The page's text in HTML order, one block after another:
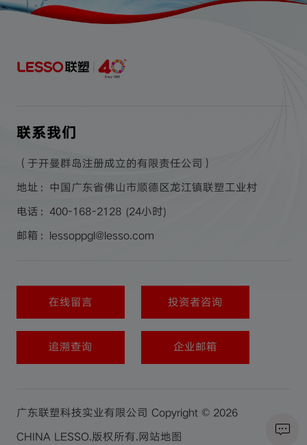
业品牌。中国联塑凭借多年的品牌建设经验与出色
的品牌影响力，荣获“2019家居行业影响力品牌”
联系我们
（于开曼群岛注册成立的有限责任公司）
地址：中国广东省佛山市顺德区龙江镇联塑工业村
电话：400-168-2128 (24小时)
邮箱：lessoppgl@lesso.com
在线留言 投资者咨询
追溯查询 企业邮箱
广东联塑科技实业有限公司 Copyright © 2026
CHINA LESSO.版权所有. 网站地图